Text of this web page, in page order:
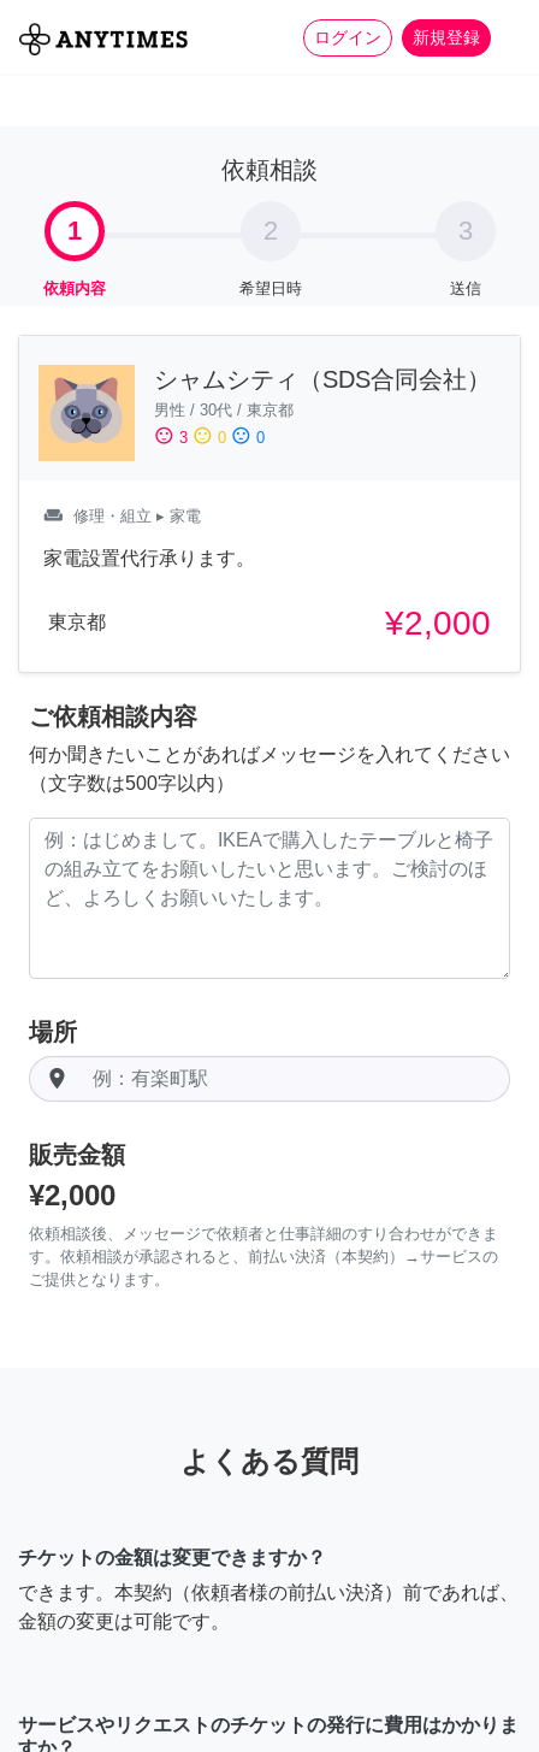
ログイン 新規登録
全て 家事 more_horiz
依頼相談
1
依頼内容
2
希望日時
3
送信
シャムシティ（SDS合同会社）
男性 / 30代 / 東京都
sentiment_satisfied 3 sentiment_neutral 0 sentiment_dissatisfied 0
weekend 修理・組立 ▸ 家電
家電設置代行承ります。
東京都 ¥2,000
ご依頼相談内容
何か聞きたいことがあればメッセージを入れてください
（文字数は500字以内）
場所
room
販売金額
¥2,000
依頼相談後、メッセージで依頼者と仕事詳細のすり合わせができま
す。依頼相談が承認されると、前払い決済（本契約）→サービスの
ご提供となります。
よくある質問
チケットの金額は変更できますか？
できます。本契約（依頼者様の前払い決済）前であれば、
金額の変更は可能です。
サービスやリクエストのチケットの発行に費用はかかりま
すか？